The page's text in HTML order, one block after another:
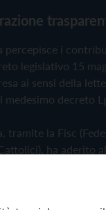
percepisce i
legislativo 15
ai sensi della
decreto
tramite la Fisc
ha aderito